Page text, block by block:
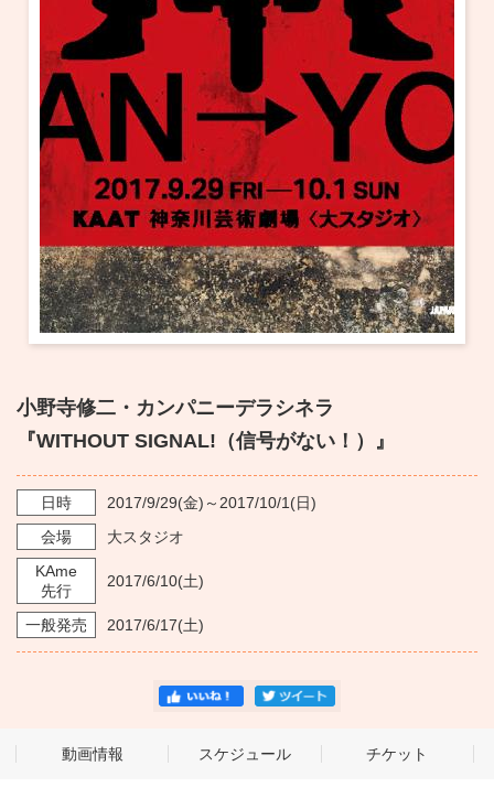
・ レストラン/カフェ
小野寺修二・カンパニーデラシネラ
『WITHOUT SIGNAL!（信号がない！）』
日時 2017/9/29(金)～ 2017/10/1 (日)
会場
大スタジオ
KAme
先行
2017/6/10(土)
一般発売 2017/6/17(土)
動画情報 スケジュール チケット